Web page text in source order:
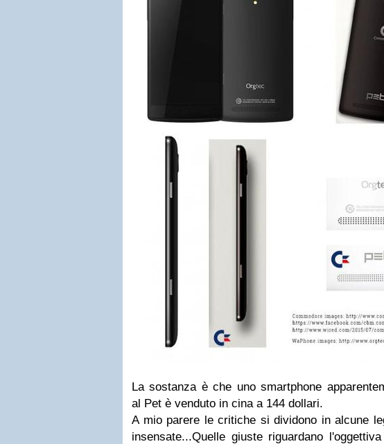
La sostanza è che uno smartphone
al Pet è venduto in cina a 144 dollari.
A mio parere le critiche si dividono in alcune
insensate...Quelle giuste riguardano